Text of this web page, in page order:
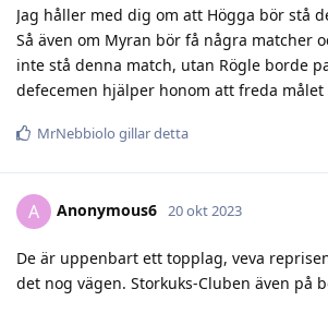
Jag håller med dig om att Högga bör stå
Så även om Myran bör få några matcher
inte stå denna match, utan Rögle borde
defecemen hjälper honom att freda
MrNebbiolo gillar detta
A Anonymous6 20 okt 2023
De är uppenbart ett topplag, veva
det nog vägen. Storkuks-Cluben även på